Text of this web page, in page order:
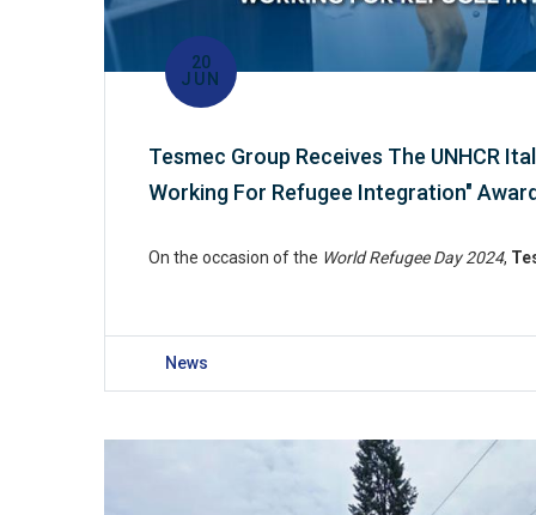
20
JUN
Tesmec Group Receives The UNHCR
Working For Refugee Integration"
On the occasion of the World Refugee Day 2024,
News